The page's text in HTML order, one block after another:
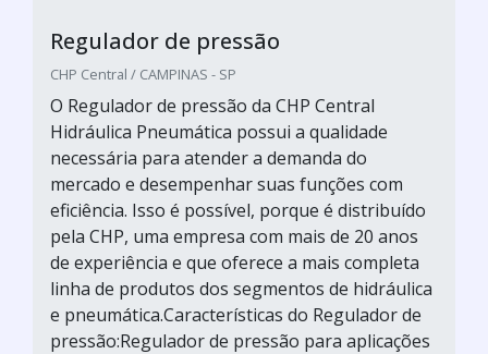
Regulador de pressão
CHP Central / CAMPINAS - SP
O Regulador de pressão da CHP Central
Hidráulica Pneumática possui a qualidade
necessária para atender a demanda do
mercado e desempenhar suas funções com
eficiência. Isso é possível, porque é distribuído
pela CHP, uma empresa com mais de 20 anos
de experiência e que oferece a mais completa
linha de produtos dos segmentos de hidráulica
e pneumática.Características do Regulador de
pressão:Regulador de pressão para aplicações